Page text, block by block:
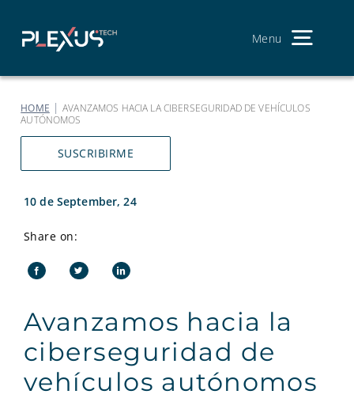
content
Menu
HOME |AVANZAMOS HACIA LA CIBERSEGURIDAD DE VEHÍCULOS
AUTÓNOMOS
SUSCRIBIRME
10 de September, 24
Share on:
Avanzamos hacia la
ciberseguridad de
vehículos autónomos